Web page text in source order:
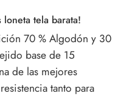
tela barata!
70 % Algodón y 30
base de 15
de las mejores
tanto para